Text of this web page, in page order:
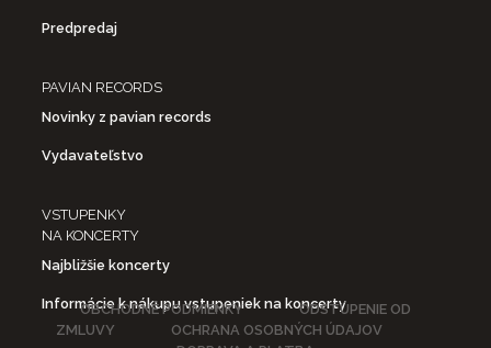
Predpredaj
PAVIAN RECORDS
Novinky z pavian records
Vydavateľstvo
VSTUPENKY
NA KONCERTY
Najbližšie koncerty
Informácie k nákupu vstupeniek na koncerty
OBCHODNÉ PODMIENKY
ODSTÚPENIE OD
ZMLUVY
OCHRANA OSOBNÝCH ÚDAJOV